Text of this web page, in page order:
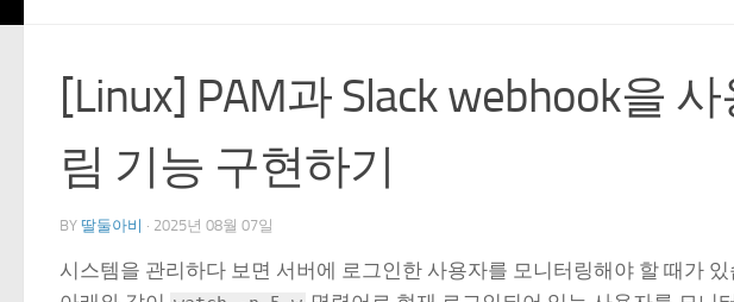
[Linux] PAM과 Slack webhook을
림 기능 구현하기
BY 딸둘아비 · 2025년 08월 07일
시스템을 관리하다 보면 서버에 로그인한 사용자를 모니터링해야 할 때가 있